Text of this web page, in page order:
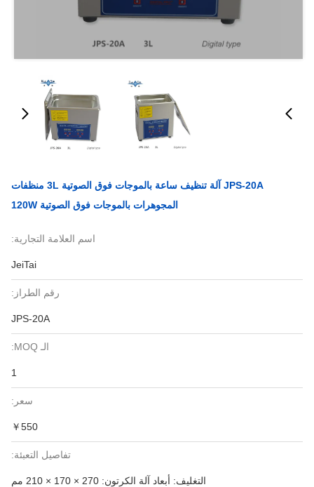
JPS-20A آلة تنظيف ساعة بالموجات فوق الصوتية 3L منظفات
المجوهرات بالموجات فوق الصوتية 120W
اسم العلامة التجارية:
JeiTai
رقم الطراز:
JPS-20A
الـ MOQ:
1
سعر:
￥550
تفاصيل التعبئة:
التغليف: أبعاد آلة الكرتون: 270 × 170 × 210 مم